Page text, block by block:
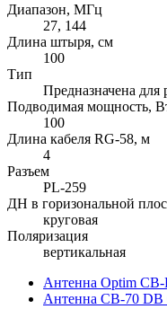
Диапазон, МГц
27, 144
Длина штыря, см
100
Тип
Предназначена
Подводимая мощность,
100
Длина кабеля RG-58, м
4
Разъем
PL-259
ДН в горизональной
круговая
Поляризация
вертикальная
Антенна Optim
Антенна CB-70 DB